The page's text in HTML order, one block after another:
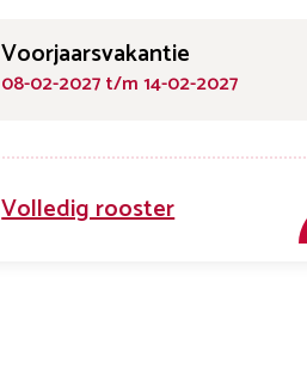
Voorjaarsvakantie
08-02-2027 t/m 14-02-2027
Volledig rooster